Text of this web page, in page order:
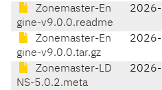
Zonemaster-En
gine-v9.0.0.readme
Zonemaster-En
gine-v9.0.0.tar.gz
Zonemaster-LD
NS-5.0.2.meta